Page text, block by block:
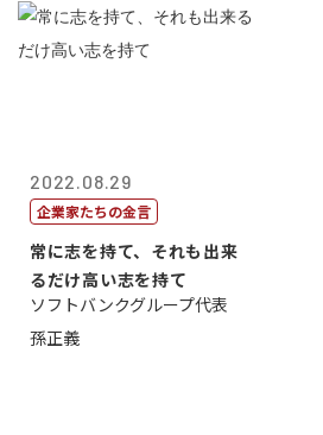
2022.08.29
企業家たちの金言
常に志を持て、それも出来
るだけ高い志を持て
ソフトバンクグループ代表
孫正義